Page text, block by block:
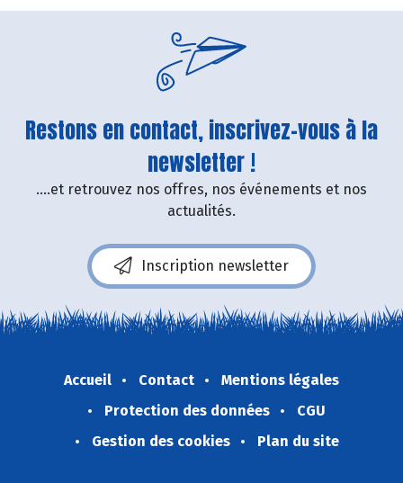
Restons en contact, inscrivez-vous à la
newsletter !
....et retrouvez nos offres, nos événements et nos
actualités.
Inscription newsletter
Accueil Contact
Mentions légales
Protection des données
CGU
Gestion des cookies
Plan du site